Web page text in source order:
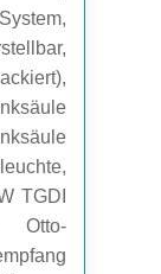
TGDI
Otto-